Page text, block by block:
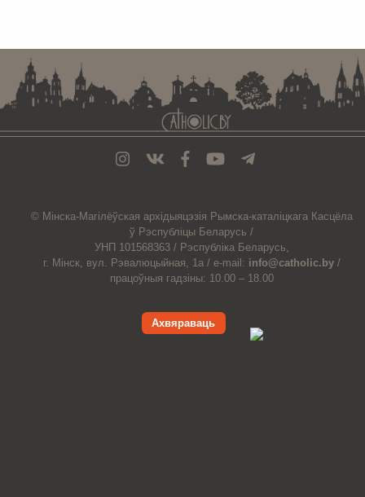
© Мiнска-Магiлёўская архiдыяцэзiя Рымска-каталіцкага Касцёла
ў Рэспубліцы Беларусь /
УНП 101568363 / Рэспубліка Беларусь,
г. Мінск, вул. Рэвалюцыйная, 1а / e-mail: info@catholic.by /
працоўныя гадзіны: 10.00 – 18.00
Ахвяраваць